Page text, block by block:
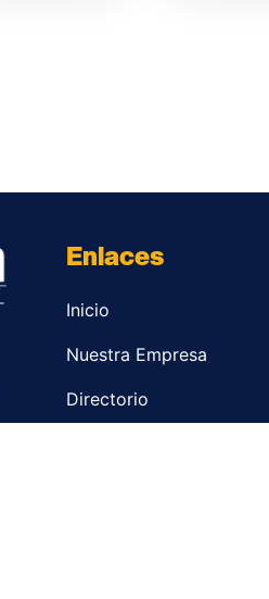
Enlaces
Inicio
Nuestra Empresa
Directorio